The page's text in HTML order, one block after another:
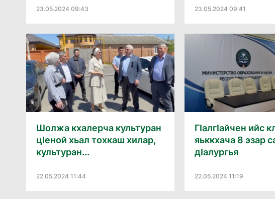
23.05.2024 09:43 23.05.2024 09:41
Шолжа кхалерча культуран
цӀеной хьал тохкаш хилар,
культуран...
22.05.2024 11:44
ГӀалгӀайчен ийс
яьккхача 8 эзар
дӀалургья
22.05.2024 11:19